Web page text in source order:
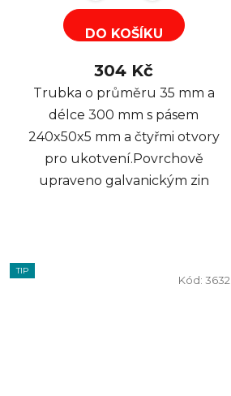
DO KOŠÍKU
304 Kč
Trubka o průměru 35 mm a
délce 300 mm s pásem
240x50x5 mm a čtyřmi otvory
pro ukotvení.Povrchově
upraveno galvanickým zin
TIP
Kód: 3632